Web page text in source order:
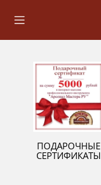
ПОДАРОЧНЫЕ
СЕРТИФИКАТЫ